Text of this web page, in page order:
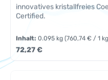
innovatives kristallfreies
Certified.
Inhalt:0.095 kg(760,74 € / 1
Regulärer Preis:
72,27 €